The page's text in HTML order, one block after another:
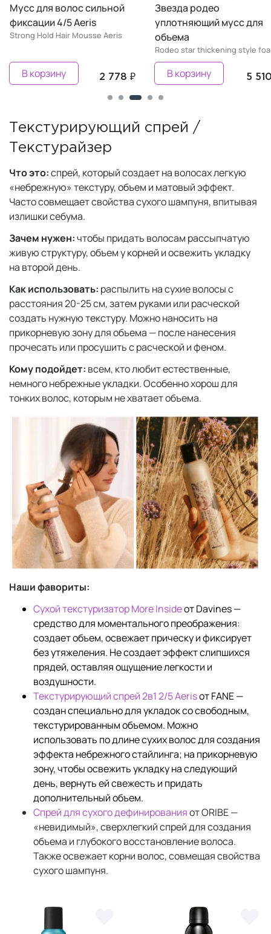
Мусс для волос сильной
фиксации 4/5 Aeris
Strong Hold Hair Mousse Aeris
2 778 ₽
В корзину
Звезда родео
уплотняющий мусс для
объема
Rodeo star thickening style
5
В корзину
Текстурирующий спрей /
Текстурайзер
Что это:спрей, который создает на волосах легкую
«небрежную» текстуру, объем и матовый эффект.
Часто совмещает свойства сухого шампуня, впитывая
излишки себума.
Зачем нужен:чтобы придать волосам рассыпчатую
живую структуру, объем у корней и освежить укладку
на второй день.
Как использовать: распылить на сухие волосы с
расстояния 20-25 см, затем руками или расческой
создать нужную текстуру. Можно наносить на
прикорневую зону для объема — после нанесения
прочесать или просушить с расческой и феном.
Кому подойдет: всем, кто любит естественные,
немного небрежные укладки. Особенно хорош для
тонких волос, которым не хватает объема.
Наши фавориты:
Сухой текстуризатор More Insideот Davines —
средство для моментального преображения:
создает объем, освежает прическу и фиксирует
без утяжеления. Не создает эффект слипшихся
прядей, оставляя ощущение легкости и
воздушности.
Текстурирующий спрей 2в1 2/5 Aerisот FANE —
создан специально для укладок со свободным,
текстурированным объемом. Можно
использовать по длине сухих волос для создания
эффекта небрежного стайлинга; на прикорневую
зону, чтобы освежить укладку на следующий
день, вернуть ей свежесть и придать
дополнительный объем.
Спрей для сухого дефинированияот ORIBE —
«невидимый», сверхлегкий спрей для создания
объема и глубокого восстановление волоса.
Также освежает корни волос, совмещая свойства
сухого шампуня.